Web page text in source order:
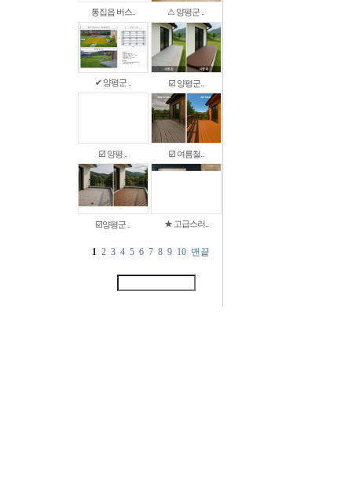
통집읍 버스.. ⚠ 양평군 ..
✔ 양평군 .. ☑️ 양평군..
☑️ 양평 .. ☑️ 여름철..
☑️양평군 .. ★ 고급스러..
1 2 3 4 5 6 7 8 9 10 맨끝